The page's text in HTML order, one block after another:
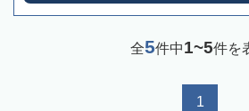
全5件中1~5件を
1